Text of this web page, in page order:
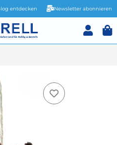
entdecken Newsletter abonnieren